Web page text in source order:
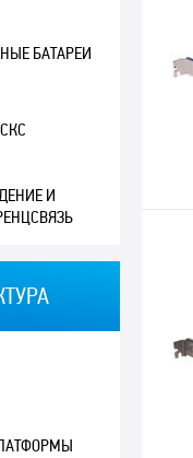
БАТАРЕИ
И